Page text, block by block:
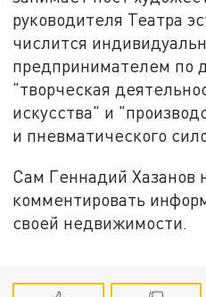
руководителя Театра
числится
предпринимателем по
"творческая
искусства" и
и пневматического
Сам Геннадий Хазанов
комментировать
своей недвижимости.